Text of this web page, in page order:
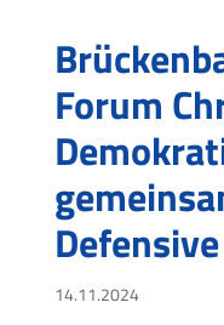
Forum
Defensive
14.11.2024